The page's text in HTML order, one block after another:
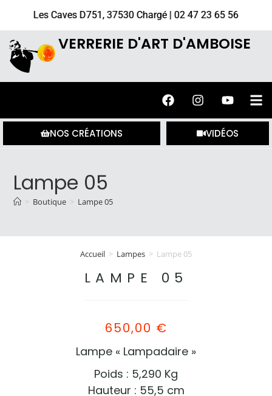
Les Caves D751, 37530 Chargé | 02 47 23 65 56
VERRERIE D'ART D'AMBOISE
NOS CRÉATIONS VIDÉOS
Lampe 05
> Boutique > Lampe 05
Accueil > Lampes > Lampe 05
LAMPE 05
650,00 €
Lampe « Lampadaire »
Poids : 5,290 Kg
Hauteur : 55,5 cm